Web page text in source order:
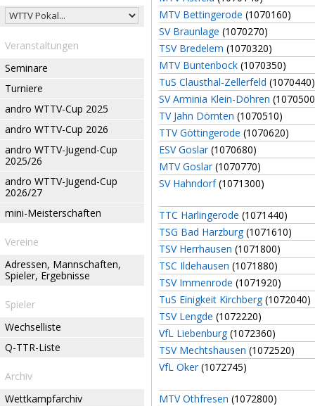
Veranstaltungen
Seminare
Turniere
andro WTTV-Cup 2025
andro WTTV-Cup 2026
andro WTTV-Jugend-Cup
2025/26
andro WTTV-Jugend-Cup
2026/27
mini-Meisterschaften
Vereine
Adressen, Mannschaften,
Spieler, Ergebnisse
Spieler
Wechselliste
Q-TTR-Liste
Archiv
Wettkampfarchiv
MTV Bettingerode (1070160)
SV Braunlage (1070270)
TSV Bredelem (1070320)
MTV Buntenbock (1070350)
TuS Clausthal-Zellerfeld (1070440)
SV Arminia Klein-Döhren
TV Jahn Dörnten (1070510)
TTV Göttingerode (1070620)
ESV Goslar (1070680)
MTV Goslar (1070770)
SV Hahndorf(1071300)
TTC Harlingerode (1071440)
TSG Bad Harzburg (1071610)
TSV Herrhausen (1071800)
TSC Ildehausen (1071880)
TSV Immenrode (1071920)
TuS Einigkeit Kirchberg (1072040)
TSV Lengde (1072220)
VfL Liebenburg (1072360)
TSV Mechtshausen (1072520)
VfL Oker (1072745)
MTV Othfresen (1072800)